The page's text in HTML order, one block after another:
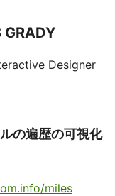
GRADY
Designer
の遍歴の可視化
miles